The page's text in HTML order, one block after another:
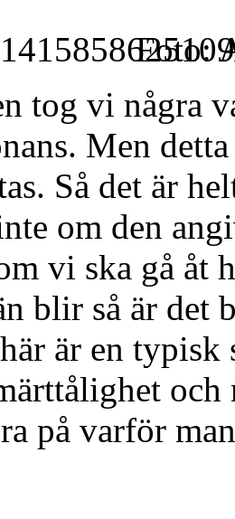
Foto:
tog vi några
Men
Så det är
om den
vi ska gå åt
blir så är det
är en typisk
på varför